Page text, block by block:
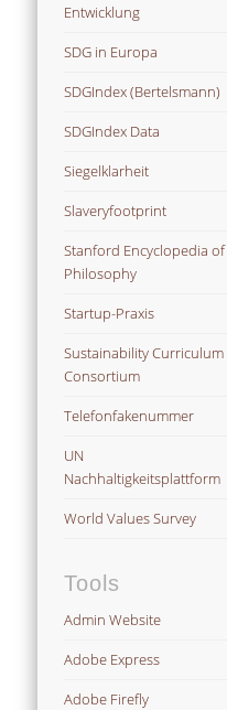
Entwicklung
SDG in Europa
SDGIndex (Bertelsmann)
SDGIndex Data
Siegelklarheit
Slaveryfootprint
Stanford Encyclopedia of
Philosophy
Startup-Praxis
Sustainability Curriculum
Consortium
Telefonfakenummer
UN
Nachhaltigkeitsplattform
World Values Survey
Tools
Admin Website
Adobe Express
Adobe Firefly